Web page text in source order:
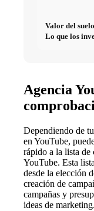
Valor del
Lo que los
Agencia
Dependiendo de
en YouTube,
rápido a la lista de
YouTube. Esta
desde la elección
creación de
campañas y
ideas de marketing.